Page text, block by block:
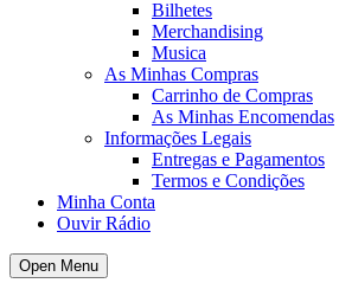
Bilhetes
Merchandising
Musica
As Minhas Compras
Carrinho de Compras
As Minhas Encomendas
Informações Legais
Entregas e Pagamentos
Termos e Condições
Minha Conta
Ouvir Rádio
Open Menu